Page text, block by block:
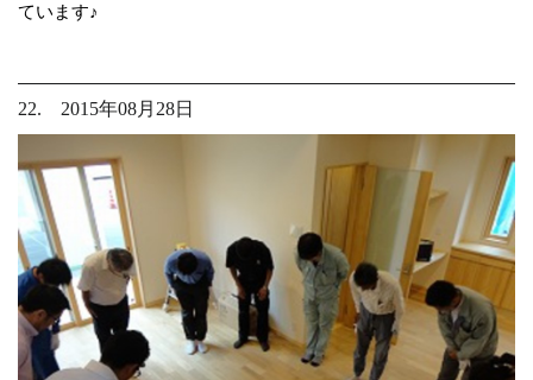
ています♪
22. 2015年08月28日